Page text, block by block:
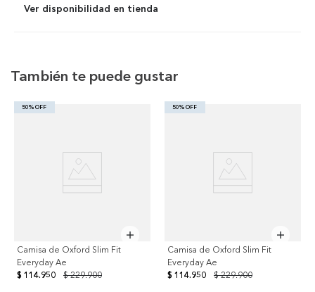
Ver disponibilidad en tienda
También te puede gustar
50% OFF
Camisa de Oxford Slim Fit
Everyday Ae
$ 229.900
$ 114.950
50% OFF
Camisa de Oxford Slim Fit
Everyday Ae
$ 229.900
$ 114.950